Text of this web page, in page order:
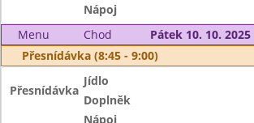
Nápoj
Menu
Chod
Pátek 10. 10. 2025
Přesnídávka (8:45 - 9:00)
Přesnídávka
Jídlo
Doplněk
Nápoj